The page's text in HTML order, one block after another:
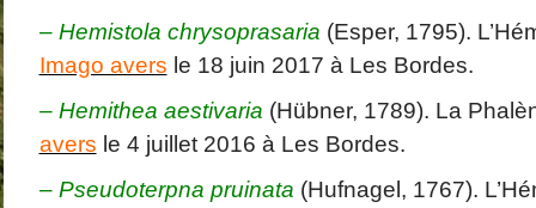
– Hemistola chrysoprasaria (Esper, 1795).
Imago avers le 18 juin 2017 à Les Bordes.
– Hemithea aestivaria (Hübner, 1789). La
avers le 4 juillet 2016 à Les Bordes.
– Pseudoterpna pruinata (Hufnagel, 1767).